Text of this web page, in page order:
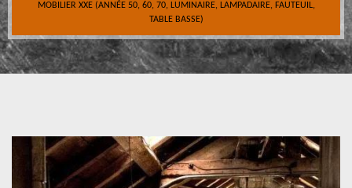
MOBILIER XXE (ANNÉE 50, 60, 70, LUMINAIRE, LAMPADAIRE, FAUTEUIL,
TABLE BASSE)